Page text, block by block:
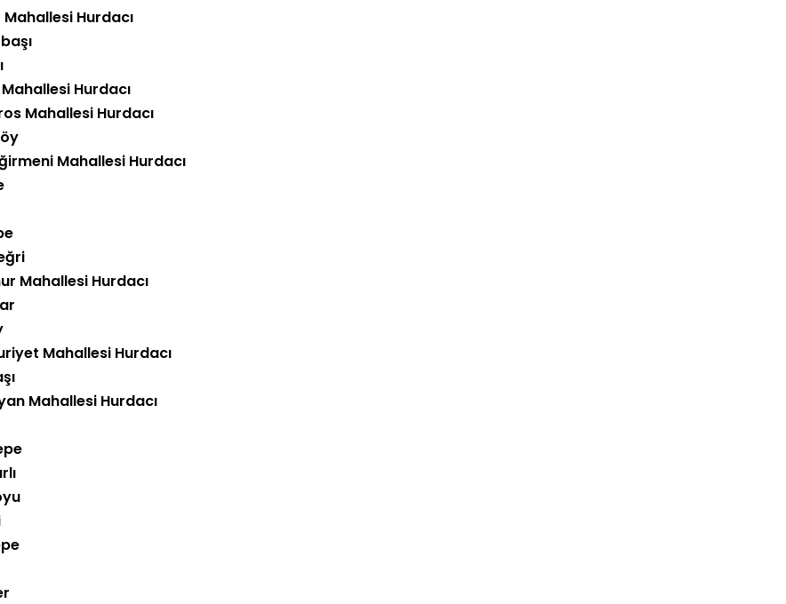
Hurdacı
Hurdacı
Mahallesi Hurdacı
Mahallesi Hurdacı
Mahallesi Hurdacı
Mahallesi Hurdacı
Mahallesi Hurdacı